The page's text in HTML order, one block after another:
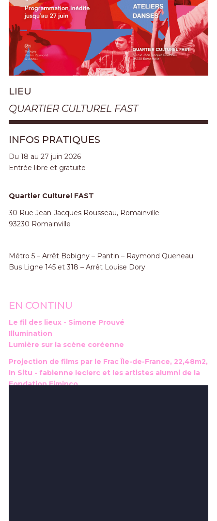
LIEU
QUARTIER CULTUREL FAST
INFOS PRATIQUES
Du 18 au 27 juin 2026
Entrée libre et gratuite
Quartier Culturel FAST
30 Rue Jean-Jacques Rousseau, Romainville
93230 Romainville
Métro 5 – Arrêt Bobigny – Pantin – Raymond Queneau
Bus Ligne 145 et 318 – Arrêt Louise Dory
EN CONTINU
Le fil des lieux - Simone Prouvé
Illumination
Lumière sur la scène coréenne
Projection de films par le Frac Île-de-France, 22,48m2,
In Situ - fabienne leclerc et les artistes alumni de la
Fondation Fiminco